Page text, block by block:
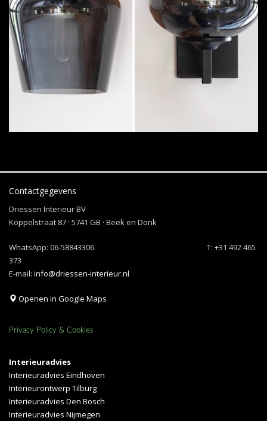
Contactgegevens
Driessen Interieur BV
Koppelstraat 87 · 5741 GB · Beek en Donk
WhatsApp: 06-58843306 T: +31 492 465
373
E-mail: info@driessen-interieur.nl
Openen in Google Maps
Privacy Policy & Cookies
Interieuradvies
Interieuradvies Eindhoven
Interieurontwerp Tilburg
Interieuradvies Den Bosch
Interieuradvies Nijmegen